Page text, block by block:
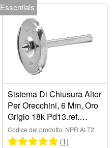
Essentials
Sistema Di Chiusura Altor
Per Orecchini, 6 Mm, Oro
Grigio 18k Pd13.ref.
Alt02, Il Pezzo
Codice del prodotto: NPR ALT2
(1)